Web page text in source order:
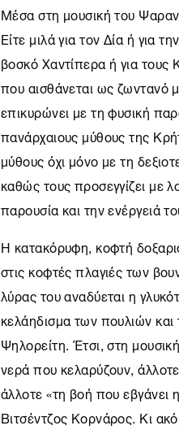
Μέσα στη μουσική του
Είτε μιλά για τον Δία ή για
βοσκό Χαντίπερα ή για τους
που αισθάνεται ως
επικυρώνει με τη φυσική
πανάρχαιους μύθους της
μύθους όχι μόνο με τη
καθώς τους προσεγγίζει με
παρουσία και την ενέργειά
Η κατακόρυφη, κοφτή
στις κοφτές πλαγιές των
λύρας του αναδύεται η
κελάηδισμα των πουλιών
Ψηλορείτη. Έτσι, στη
νερά που κελαρύζουν,
άλλοτε «τη βοή που εβγάνει
Βιτσέντζος Κορνάρος. Κι